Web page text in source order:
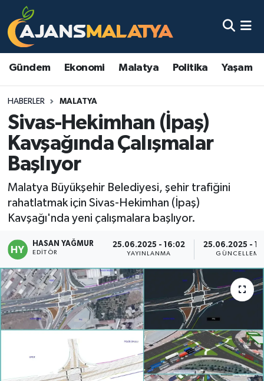
Gündem Ekonomi Malatya Politika Yaşam
HABERLER MALATYA
Sivas-Hekimhan (İpaş)
Kavşağında Çalışmalar
Başlıyor
Malatya Büyükşehir Belediyesi, şehir trafiğini
rahatlatmak için Sivas-Hekimhan (İpaş)
Kavşağı'nda yeni çalışmalara başlıyor.
HASAN YAĞMUR
EDITÖR
25.06.2025 - 16:02
YAYINLANMA
25.06.2025 -
GÜNCELLEME
Asayiş
Eğitim
Ekonomi
Gündem
Kadın
Kültür & Sanat
Magazin
Politika
Sağlık
Teknoloji
Malatya Nöbetçi Eczaneler
Malatya Namaz Vakitleri
Malatya Trafik Yoğunluk Haritası
TFF 3.Lig 2.Grup Puan Durumu ve Fikstür
Tüm Manşetler
Son Dakika Haberleri
Haber Arşivi